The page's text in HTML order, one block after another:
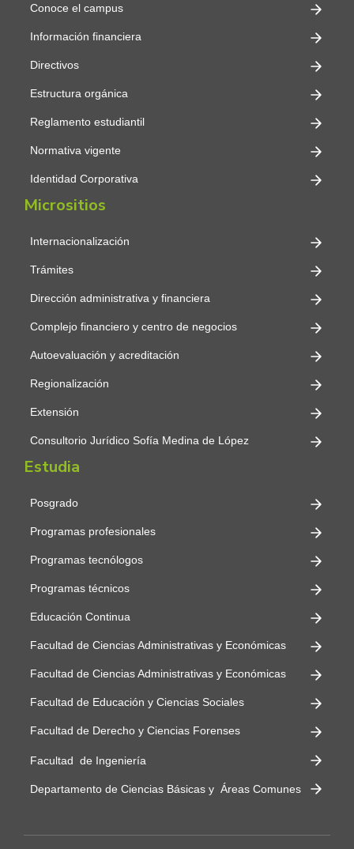
Conoce el campus
Información financiera
Directivos
Estructura orgánica
Reglamento estudiantil
Normativa vigente
Identidad Corporativa
Micrositios
Internacionalización
Trámites
Dirección administrativa y financiera
Complejo financiero y centro de negocios
Autoevaluación y acreditación
Regionalización
Extensión
Consultorio Jurídico Sofía Medina de López
Estudia
Posgrado
Programas profesionales
Programas tecnólogos
Programas técnicos
Educación Continua
Facultad de Ciencias Administrativas y Económicas
Facultad de Ciencias Administrativas y Económicas
Facultad de Educación y Ciencias Sociales
Facultad de Derecho y Ciencias Forenses
Facultad de Ingeniería
Departamento de Ciencias Básicas y Áreas Comunes